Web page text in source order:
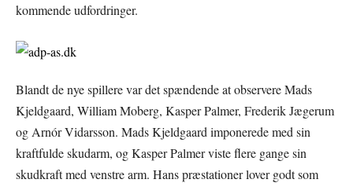
kommende udfordringer.
Blandt de nye spillere var det spændende at observere Mads
Kjeldgaard, William Moberg, Kasper Palmer, Frederik Jægerum
og Arnór Vidarsson. Mads Kjeldgaard imponerede med sin
kraftfulde skudarm, og Kasper Palmer viste flere gange sin
skudkraft med venstre arm. Hans præstationer lover godt som